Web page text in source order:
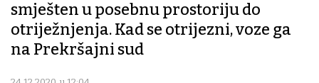
smješten u posebnu prostoriju do
otriježnjenja. Kad se otrijezni, voze ga
na Prekršajni sud